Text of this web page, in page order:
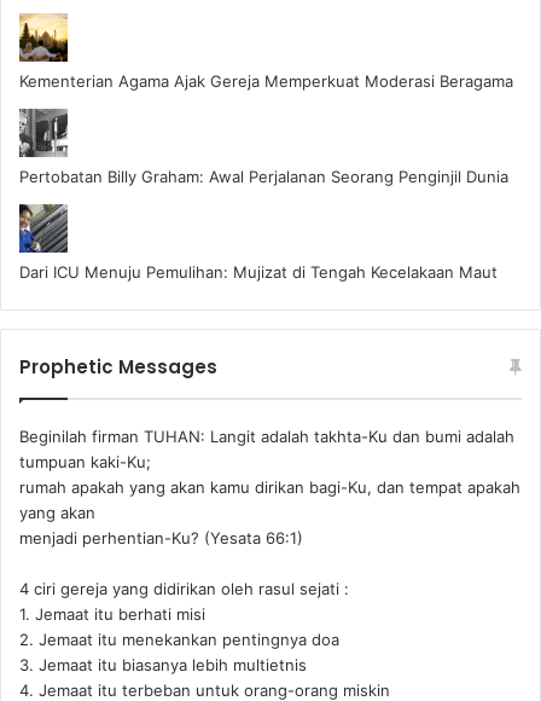
Kementerian Agama Ajak Gereja Memperkuat Moderasi Beragama
Pertobatan Billy Graham: Awal Perjalanan Seorang Penginjil Dunia
Dari ICU Menuju Pemulihan: Mujizat di Tengah Kecelakaan Maut
Prophetic Messages
Beginilah firman TUHAN: Langit adalah takhta-Ku dan bumi adalah
tumpuan kaki-Ku;
rumah apakah yang akan kamu dirikan bagi-Ku, dan tempat apakah
yang akan
menjadi perhentian-Ku? (Yesata 66:1) ‪
4 ciri gereja yang didirikan oleh rasul sejati :
1. Jemaat itu berhati misi
2. Jemaat itu menekankan pentingnya doa
3. Jemaat itu biasanya lebih multietnis
4. Jemaat itu terbeban untuk orang-orang miskin